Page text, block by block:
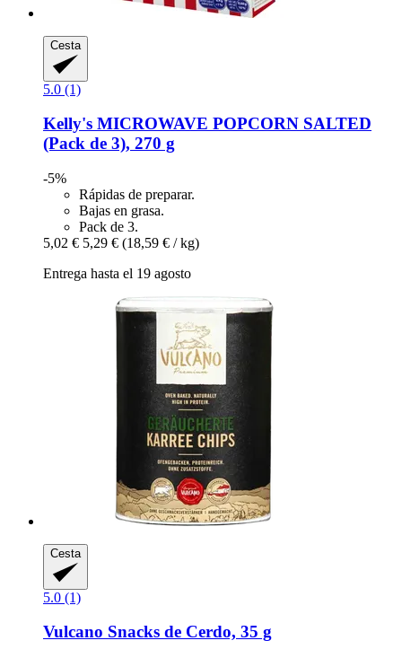
Cesta
5.0 (1)
Kelly's MICROWAVE POPCORN SALTED
(Pack de 3), 270 g
-5%
Rápidas de preparar.
Bajas en grasa.
Pack de 3.
5,02 € 5,29 € (18,59 € / kg)
Entrega hasta el 19 agosto
Cesta
5.0 (1)
Vulcano Snacks de Cerdo, 35 g